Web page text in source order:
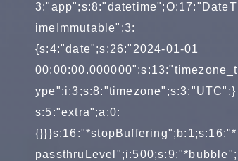
3:"app";s:8:"datetime";O:17:"DateT
imeImmutable":3:
{s:4:"date";s:26:"2024-01-01
00:00:00.000000";s:13:"timezone_t
ype";i:3;s:8:"timezone";s:3:"UTC";}
s:5:"extra";a:0:
{}}}s:16:"*stopBuffering";b:1;s:16:"*
passthruLevel";i:500;s:9:"*bubble";